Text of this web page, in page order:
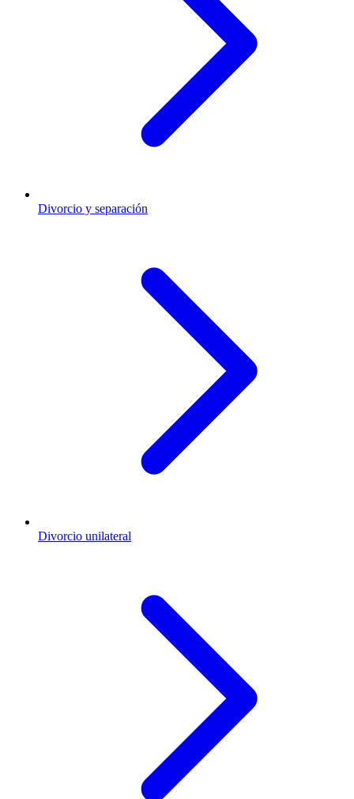
Divorcio y separación
Divorcio unilateral